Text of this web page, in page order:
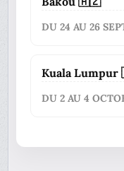
DU 24 AU 26
Kuala
DU 2 AU 4